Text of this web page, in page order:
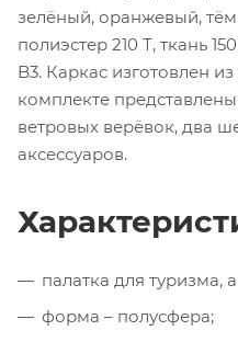
зелёный, оранжевый,
полиэстер 210 Т, ткань
B3. Каркас изготовлен
комплекте
ветровых верёвок, два
аксессуаров.
палатка для туризма,
форма – полусфера;